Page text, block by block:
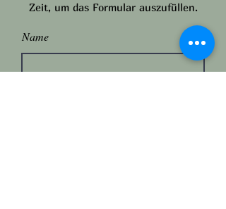
Zeit, um das Formular auszufüllen.
Name